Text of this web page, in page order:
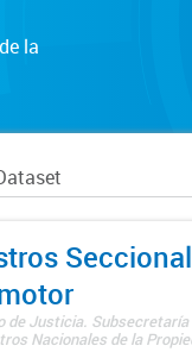
la
de Justicia.
Nacionales de la